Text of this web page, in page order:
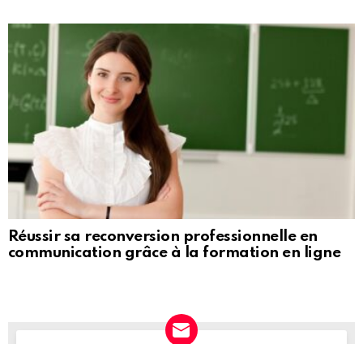
Réussir sa reconversion professionnelle en
communication grâce à la formation en ligne